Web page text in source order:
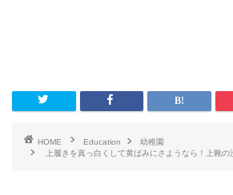
HOME Education
幼稚園
上履きを真っ白くして黄ばみにさようなら！上靴の